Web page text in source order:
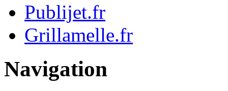
Publijet.fr
Grillamelle.fr
Navigation